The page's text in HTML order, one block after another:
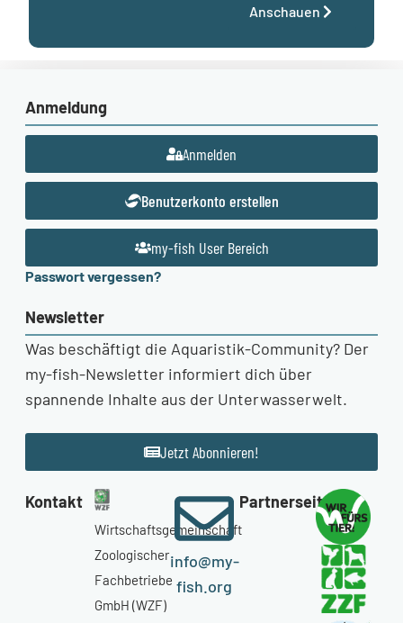
Anschauen
Anmeldung
Anmelden
Benutzerkonto erstellen
my-fish User Bereich
Passwort vergessen?
Newsletter
Was beschäftigt die Aquaristik-Community? Der
my-fish-Newsletter informiert dich über
spannende Inhalte aus der Unterwasserwelt.
Jetzt Abonnieren!
Kontakt
Wirtschaftsgemeinschaft
Zoologischer
Fachbetriebe
GmbH (WZF)
info@my-
fish.org
Partnerseiten